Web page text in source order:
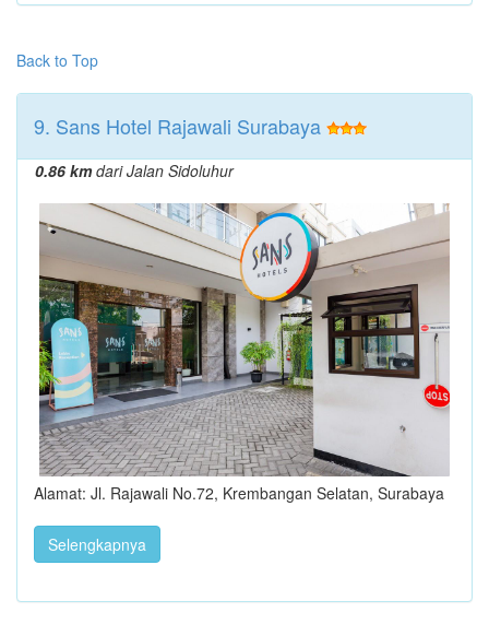
Back to Top
9. Sans Hotel Rajawali Surabaya
0.86 kmdari Jalan Sidoluhur
Alamat: Jl. Rajawali No.72, Krembangan Selatan, Surabaya
Selengkapnya